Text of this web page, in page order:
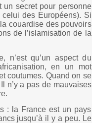
un secret pour personne
des Européens). Si
couardise des pouvoirs
de l’islamisation de la
n’est qu’un aspect du
en un mot
coutumes. Quand on se
n’y a pas de mauvaises
: la France est un pays
jusqu’à il y a peu. Le